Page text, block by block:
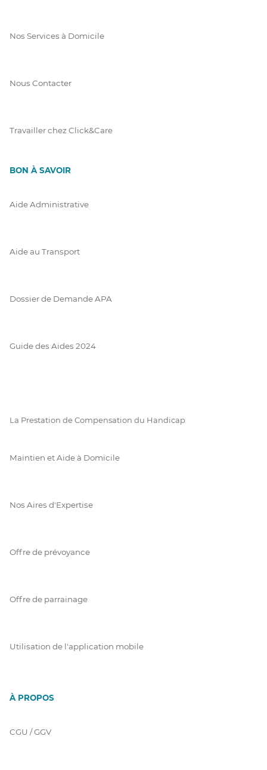
Nos Services à Domicile
Nous Contacter
Travailler chez Click&Care
BON À SAVOIR
Aide Administrative
Aide au Transport
Dossier de Demande APA
Guide des Aides 2024
La Prestation de Compensation du Handicap
Maintien et Aide à Domicile
Nos Aires d'Expertise
Offre de prévoyance
Offre de parrainage
Utilisation de l'application mobile
À PROPOS
CGU / GGV